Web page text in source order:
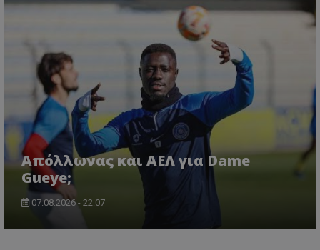
Απόλλωνας και ΑΕΛ για Dame
Gueye;
07.08.2026 - 22:07